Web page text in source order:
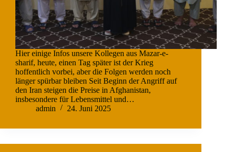
Hier einige Infos unsere Kollegen aus Mazar-e-
sharif, heute, einen Tag später ist der Krieg
hoffentlich vorbei, aber die Folgen werden noch
länger spürbar bleiben Seit Beginn der Angriff auf
den Iran steigen die Preise in Afghanistan,
insbesondere für Lebensmittel und…
admin
24. Juni 2025